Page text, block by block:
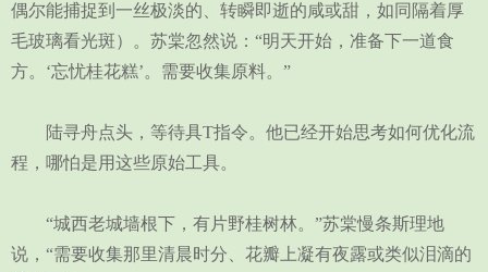
偶尔能捕捉到一丝极淡的、转瞬即逝的咸或甜，如同隔着厚
毛玻璃看光斑）。苏棠忽然说：“明天开始，准备下一道食
方。‘忘忧桂花糕’。需要收集原料。”
陆寻舟点头，等待具T指令。他已经开始思考如何优化流
程，哪怕是用这些原始工具。
“城西老城墙根下，有片野桂树林。”苏棠慢条斯理地
说，“需要收集那里清晨时分、花瓣上凝有夜露或类似泪滴的